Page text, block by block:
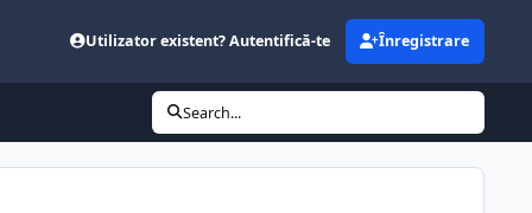
Utilizator existent? Autentifică-te Înregistrare
Search...